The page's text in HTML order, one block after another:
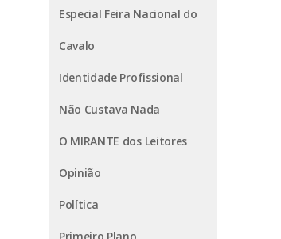
Especial Feira Nacional do
Cavalo
Identidade Profissional
Não Custava Nada
O MIRANTE dos Leitores
Opinião
Política